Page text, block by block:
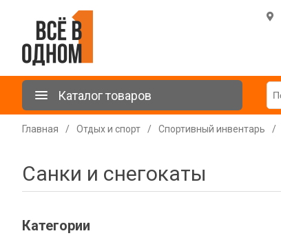
Каталог товаров
Главная / Отдых и спорт / Спортивный инвентарь /
Санки и снегокаты
Категории